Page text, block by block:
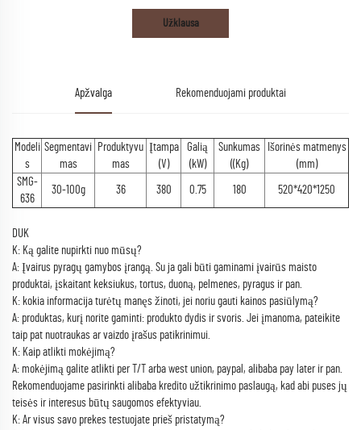
Užklausa
Apžvalga Rekomenduojami produktai
Modeli
s
Segmentavi
mas
Produktyvu
mas
Įtampa
(V)
Galią
(kW)
Sunkumas
((Kg)
Išorinės matmenys
(mm)
SMG-
636
30-100g 36 380 0.75 180 520*420*1250
DUK
K: Ką galite nupirkti nuo mūsų?
A: Įvairus pyragų gamybos įrangą. Su ja gali būti gaminami įvairūs maisto
produktai, įskaitant keksiukus, tortus, duoną, pelmenes, pyragus ir pan.
K: kokia informacija turėtų manęs žinoti, jei noriu gauti kainos pasiūlymą?
A: produktas, kurį norite gaminti: produkto dydis ir svoris. Jei įmanoma, pateikite
taip pat nuotraukas ar vaizdo įrašus patikrinimui.
K: Kaip atlikti mokėjimą?
A: mokėjimą galite atlikti per T/T arba west union, paypal, alibaba pay later ir pan.
Rekomenduojame pasirinkti alibaba kredito užtikrinimo paslaugą, kad abi puses jų
teisės ir interesus būtų saugomos efektyviau.
K: Ar visus savo prekes testuojate prieš pristatymą?